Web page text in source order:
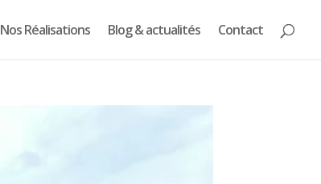
Nos Réalisations Blog & actualités Contact